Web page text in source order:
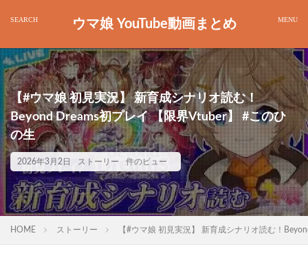
ウマ娘 YouTube動画まとめ
【#ウマ娘 初見実況】 新育成シナリオ読む！
Beyond Dreams初プレイ 【限界Vtuber】 #このひ
の生
2026年3月2日 ストーリー 件のビュー
HOME ストーリー 【#ウマ娘 初見実況】 新育成シナリオ読む！